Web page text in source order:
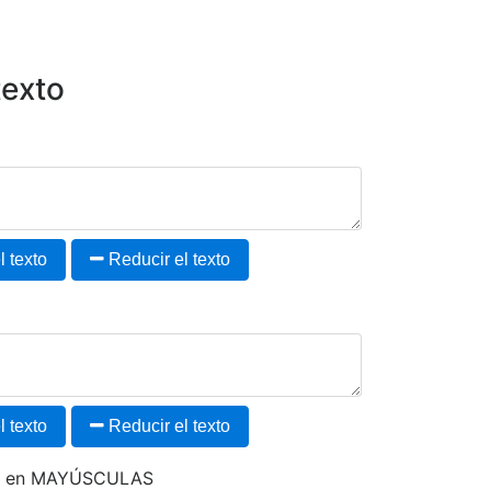
texto Reducir el texto
texto Reducir el texto
MAYÚSCULAS